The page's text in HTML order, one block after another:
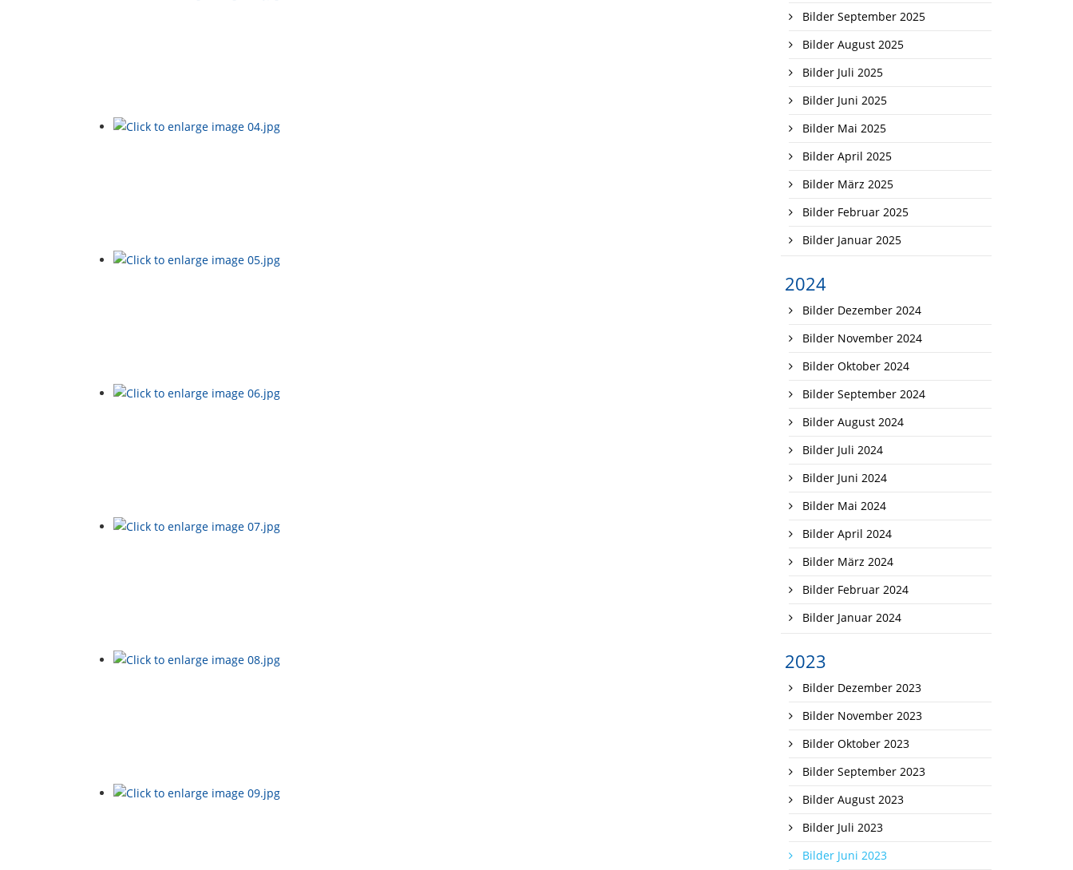
Bilder September 2025
Bilder August 2025
Bilder Juli 2025
Bilder Juni 2025
Bilder Mai 2025
Bilder April 2025
Bilder März 2025
Bilder Februar 2025
Bilder Januar 2025
2024
Bilder Dezember 2024
Bilder November 2024
Bilder Oktober 2024
Bilder September 2024
Bilder August 2024
Bilder Juli 2024
Bilder Juni 2024
Bilder Mai 2024
Bilder April 2024
Bilder März 2024
Bilder Februar 2024
Bilder Januar 2024
2023
Bilder Dezember 2023
Bilder November 2023
Bilder Oktober 2023
Bilder September 2023
Bilder August 2023
Bilder Juli 2023
Bilder Juni 2023